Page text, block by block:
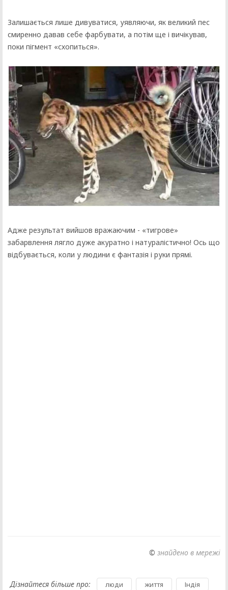
Залишається лише дивуватися, уявляючи, як великий пес
смиренно давав себе фарбувати, а потім ще і вичікував,
поки пігмент «схопиться».
Адже результат вийшов вражаючим - «тигрове»
забарвлення лягло дуже акуратно і натуралістично! Ось що
відбувається, коли у людини є фантазія і руки прямі.
© знайдено в мережі
Дізнайтеся більше про: люди життя Індія